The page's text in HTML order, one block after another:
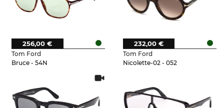
Tom Ford
Bruce - 54N
256,00 €
Tom Ford
Nicolette-02 - 052
232,00 €